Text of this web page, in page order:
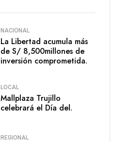
NACIONAL
La Libertad acumula más
de S/ 8,500millones de
inversión comprometida.
LOCAL
Mallplaza Trujillo
celebrará el Día del.
REGIONAL